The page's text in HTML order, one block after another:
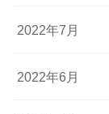
2022年7月
2022年6月